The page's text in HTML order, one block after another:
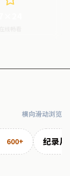
横向滑动浏览
600+ 纪录片